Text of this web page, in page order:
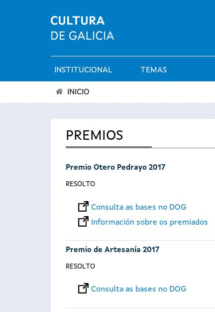
Menú
principal
INSTITUCIONAL TEMAS
está
INICIO
PREMIOS
Premio Otero Pedrayo 2017
RESOLTO
Consulta as bases no DOG
Información sobre os premiados
Premio de Artesanía 2017
RESOLTO
Consulta as bases no DOG